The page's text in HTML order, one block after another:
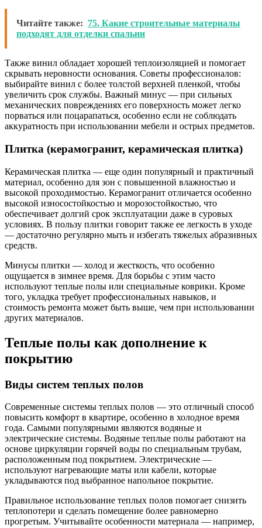
Читайте также: 75. Какие строительные материалы
подходят для отделки спальни
Также винил обладает хорошей теплоизоляцией и помогает
скрывать неровности основания. Советы профессионалов:
выбирайте винил с более толстой верхней пленкой, чтобы
увеличить срок службы. Важный минус — при сильных
механических повреждениях его поверхность может легко
порваться или поцарапаться, особенно если не соблюдать
аккуратность при использовании мебели и острых предметов.
Плитка (керамогранит, керамическая плитка)
Керамическая плитка — еще один популярный и практичный
материал, особенно для зон с повышенной влажностью и
высокой проходимостью. Керамогранит отличается особенно
высокой износостойкостью и морозостойкостью, что
обеспечивает долгий срок эксплуатации даже в суровых
условиях. В пользу плитки говорит также ее легкость в уходе
— достаточно регулярно мыть и избегать тяжелых абразивных
средств.
Минусы плитки — холод и жесткость, что особенно
ощущается в зимнее время. Для борьбы с этим часто
используют теплые полы или специальные коврики. Кроме
того, укладка требует профессиональных навыков, и
стоимость ремонта может быть выше, чем при использовании
других материалов.
Теплые полы как дополнение к
покрытию
Виды систем теплых полов
Современные системы теплых полов — это отличный способ
повысить комфорт в квартире, особенно в холодное время
года. Самыми популярными являются водяные и
электрические системы. Водяные теплые полы работают на
основе циркуляции горячей воды по специальным трубам,
расположенным под покрытием. Электрические —
используют нагревающие маты или кабели, которые
укладываются под выбранное напольное покрытие.
Правильное использование теплых полов помогает снизить
теплопотери и сделать помещение более равномерно
прогретым. Учитывайте особенности материала — например,